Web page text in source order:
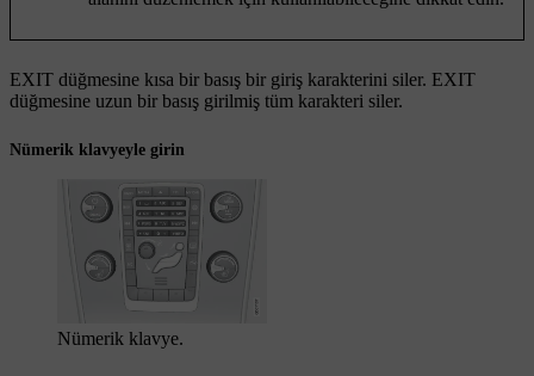
EXIT düğmesine kısa bir basış bir giriş karakterini siler. EXIT
düğmesine uzun bir basış girilmiş tüm karakteri siler.
Nümerik klavyeyle girin
Nümerik klavye.